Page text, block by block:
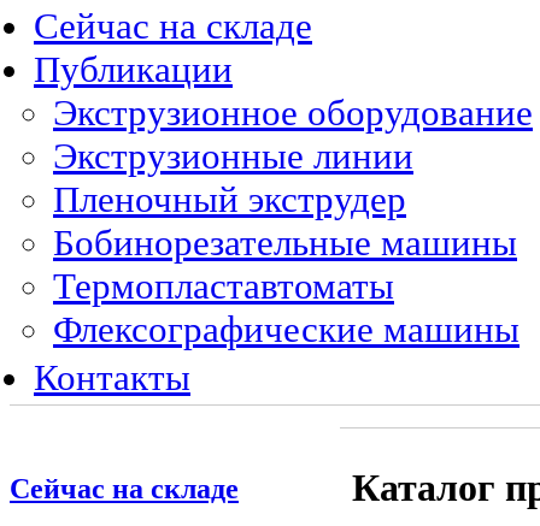
Сейчас на складе
Публикации
Экструзионное оборудование
Экструзионные линии
Пленочный экструдер
Бобинорезательные машины
Термопластавтоматы
Флексографические машины
Контакты
Сейчас на складе Каталог